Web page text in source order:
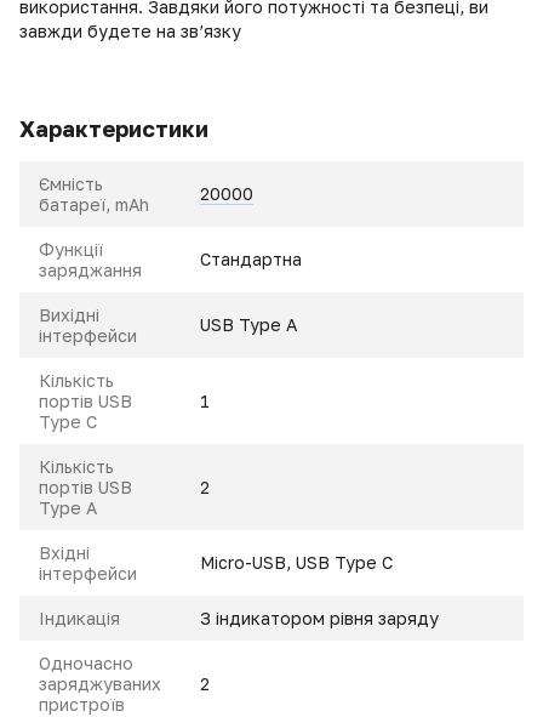
використання. Завдяки його потужності та безпеці, ви
завжди будете на зв’язку
Характеристики
Ємність
батареї, mAh
20000
Функції
заряджання
Стандартна
Вихідні
інтерфейси
USB Type A
Кількість
портів USB
Type C
1
Кількість
портів USB
Type A
2
Вхідні
інтерфейси
Micro-USB, USB Type C
Індикація З індикатором рівня заряду
Одночасно
заряджуваних
пристроїв
2